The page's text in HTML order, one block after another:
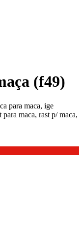
(f49)
para maca, ige
maca, rast p/ maca,